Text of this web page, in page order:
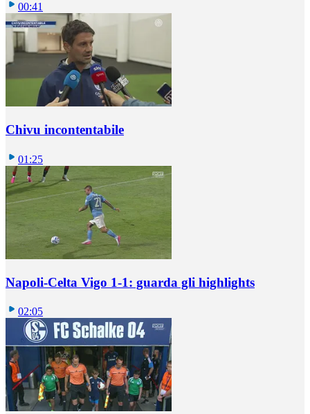
00:41
Chivu incontentabile
01:25
Napoli-Celta Vigo 1-1: guarda gli highlights
02:05